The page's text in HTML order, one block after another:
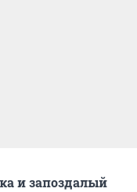
и запоздалый